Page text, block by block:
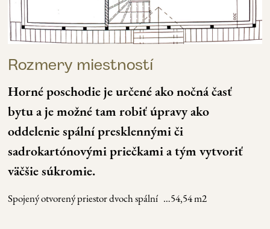
Rozmery miestností
Horné poschodie je určené ako nočná časť
bytu a je možné tam robiť úpravy ako
oddelenie spální presklennými či
sadrokartónovými priečkami a tým vytvoriť
väčšie súkromie.
Spojený otvorený priestor dvoch spální …54,54 m2